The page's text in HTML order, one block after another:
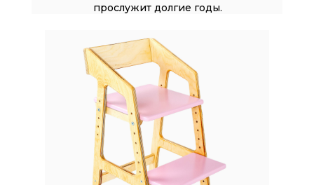
прослужит долгие годы.